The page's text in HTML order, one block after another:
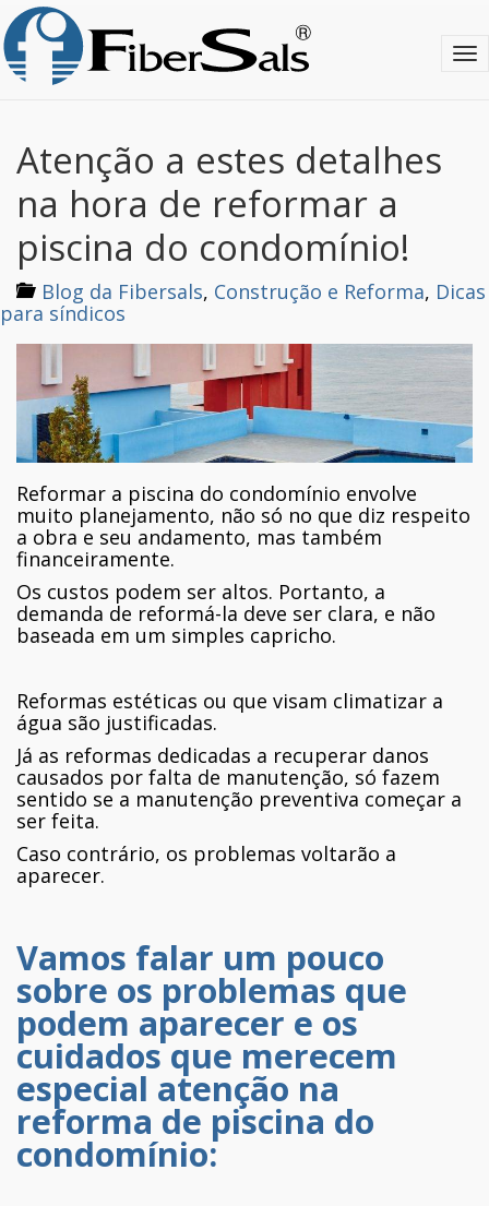
k
i
e
T
a
o
Atenção a estes detalhes
na hora de reformar a
piscina do condomínio!
Blog da Fibersals, Construção e Reforma, Dicas
para síndicos
Reformar a piscina do condomínio envolve
muito planejamento, não só no que diz respeito
a obra e seu andamento, mas também
financeiramente.
Os custos podem ser altos. Portanto, a
demanda de reformá-la deve ser clara, e não
baseada em um simples capricho.
Reformas estéticas ou que visam climatizar a
água são justificadas.
Já as reformas dedicadas a recuperar danos
causados por falta de manutenção, só fazem
sentido se a manutenção preventiva começar a
ser feita.
Caso contrário, os problemas voltarão a
aparecer.
Vamos falar um pouco
sobre os problemas que
podem aparecer e os
cuidados que merecem
especial atenção na
reforma de piscina do
condomínio: